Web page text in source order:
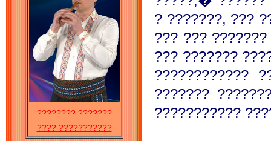
???????? ???????
???? ???????????
? ???????, ???
??? ???
??? ???????
????????????
???????
???????????